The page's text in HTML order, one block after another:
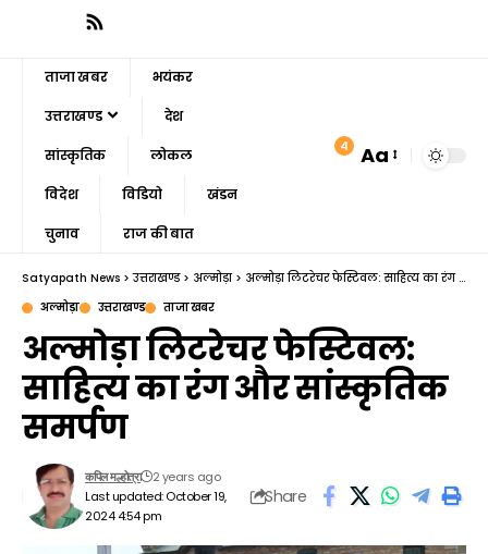
ताजा खबर भयंकर
उत्तराखण्ड देश
सांस्कृतिक लोकल
विदेश विडियो खंडन
चुनाव राज की बात
4 Aa
Satyapath News >उत्तराखण्ड> अल्मोड़ा> अल्मोड़ा लिटरेचर फेस्टिवल: साहित्य का रंग और सांस्कृतिक समर्पण
अल्मोड़ा
उत्तराखण्ड ताजा खबर
अल्मोड़ा लिटरेचर फेस्टिवल:
साहित्य का रंग और सांस्कृतिक
समर्पण
Last updated: October 19,
2024 4:54 pm
कपिल मल्होत्रा 2 years ago
Share